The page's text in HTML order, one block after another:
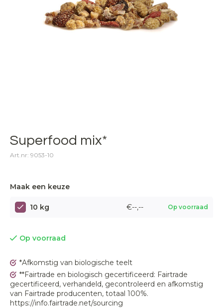
Superfood mix*
Art.nr: 9053-10
Maak een keuze
10 kg €--,-- Op voorraad
Op voorraad
*Afkomstig van biologische teelt
**Fairtrade en biologisch gecertificeerd: Fairtrade
gecertificeerd, verhandeld, gecontroleerd en afkomstig
van Fairtrade producenten, totaal 100%.
https://info.fairtrade.net/sourcing